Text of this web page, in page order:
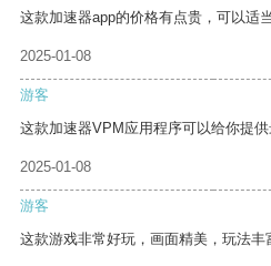
这款加速器app的价格有点贵，可以适
2025-01-08
游客
这款加速器VPM应用程序可以给你提供
2025-01-08
游客
这款游戏非常好玩，画面精美，玩法丰